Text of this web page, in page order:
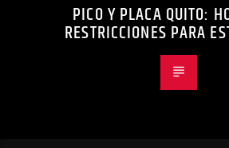
PICO Y PLACA QUITO:
RESTRICCIONES PARA